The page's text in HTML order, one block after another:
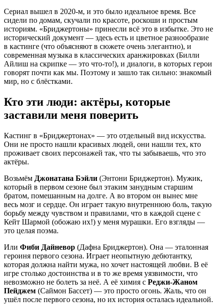
Сериал вышел в 2020-м, и это было идеальное время. Все
сидели по домам, скучали по красоте, роскоши и простым
историям. «Бриджертоны» принесли всё это в избытке. Это не
исторический документ — здесь есть и цветное разнообразие
в кастинге (что объясняют в сюжете очень элегантно), и
современная музыка в классических аранжировках (Билли
Айлиш на скрипке — это что-то!), и диалоги, в которых герои
говорят почти как мы. Поэтому и зашло так сильно: знакомый
мир, но с блёстками.
Кто эти люди: актёры, которые
заставили меня поверить
Кастинг в «Бриджертонах» — это отдельный вид искусства.
Они не просто нашли красивых людей, они нашли тех, кто
проживает своих персонажей так, что ты забываешь, что это
актёры.
Возьмём Джонатана Бэйли (Энтони Бриджертон). Мужик,
который в первом сезоне был этаким занудным старшим
братом, помешанным на долге. А во втором он вынес мне
весь мозг и сердце. Он играет такую внутреннюю боль, такую
борьбу между чувством и правилами, что в каждой сцене с
Кейт Шармой (обожаю их!) у меня мурашки. Его взгляды —
это целая поэма.
Или Фиби Дайневор (Дафна Бриджертон). Она — эталонная
героиня первого сезона. Играет неопытную дебютантку,
которая должна найти мужа, но хочет настоящей любви. В её
игре столько достоинства и в то же время уязвимости, что
невозможно не болеть за неё. А её химия с Реджи-Жаном
Пейджем (Саймон Бассет) — это просто огонь. Жаль, что он
ушёл после первого сезона, но их история осталась идеальной.